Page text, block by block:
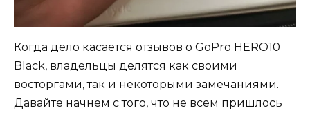
Когда дело касается отзывов о GoPro HERO10
Black, владельцы делятся как своими
восторгами, так и некоторыми замечаниями.
Давайте начнем с того, что не всем пришлось